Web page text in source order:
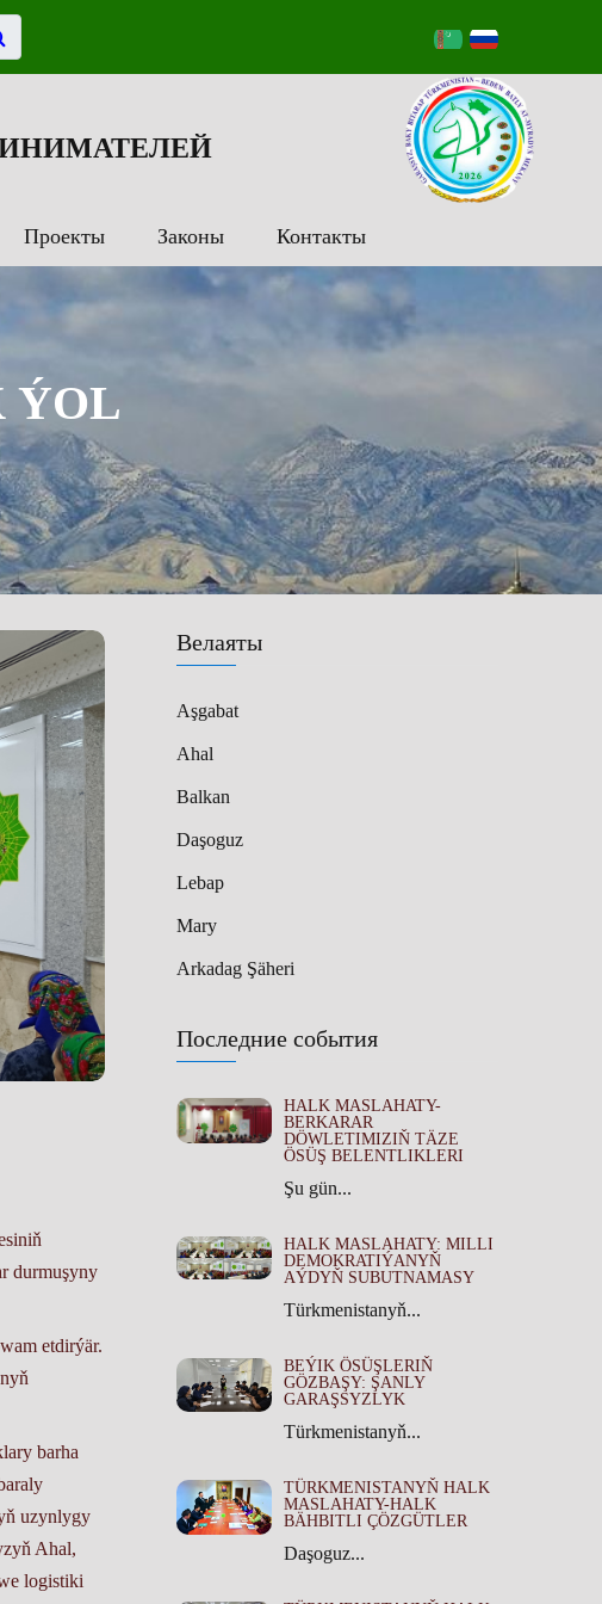
Проекты Законы Контакты
ÝOL
Велаяты
Aşgabat
Ahal
Balkan
Daşoguz
Lebap
Mary
Arkadag Şäheri
Последние события
HALK MASLAHATY-
BERKARAR
DÖWLETIMIZIŇ TÄZE
ÖSÜŞ BELENTLIKLERI
Şu gün...
HALK MASLAHATY: MILLI
DEMOKRATIÝANYŇ
AÝDYŇ SUBUTNAMASY
Türkmenistanyň...
BEÝIK ÖSÜŞLERIŇ
GÖZBAŞY: ŞANLY
GARAŞSYZLYK
Türkmenistanyň...
TÜRKMENISTANYŇ HALK
MASLAHATY-HALK
BÄHBITLI ÇÖZGÜTLER
Daşoguz...
durmuşyny
etdirýär.
barha
uzynlygy
Ahal,
logistiki